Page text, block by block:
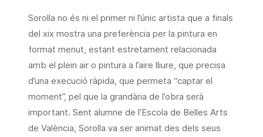
Sorolla no és ni el primer ni l’únic artista que a finals
del xix mostra una preferència per la pintura en
format menut, estant estretament relacionada
amb el plein air o pintura a l’aire lliure, que precisa
d’una execució ràpida, que permeta “captar el
moment”, pel que la grandària de l’obra serà
important. Sent alumne de l’Escola de Belles Arts
de València, Sorolla va ser animat des dels seus